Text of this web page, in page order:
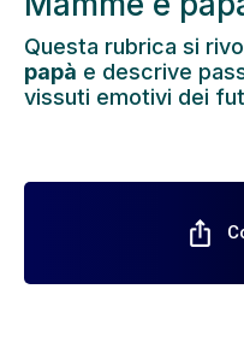
Questa rubrica si
papà e descrive
vissuti emotivi dei
ios_share